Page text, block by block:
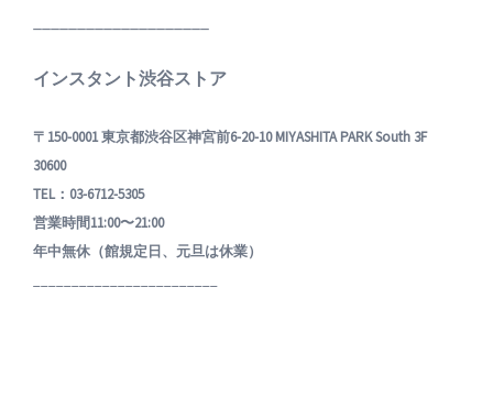
インスタント渋谷ストア
〒150-0001 東京都渋谷区神宮前6-20-10 MIYASHITA PARK South 3F
30600
TEL：03-6712-5305
営業時間11:00〜21:00
年中無休（館規定日、元旦は休業）